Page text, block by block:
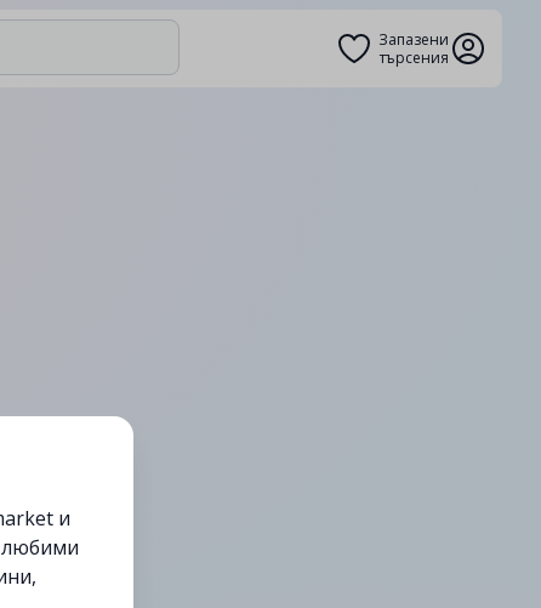
Запазени
търсения
и
любими